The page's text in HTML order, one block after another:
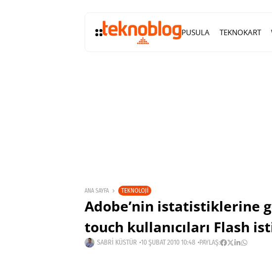
PUSULA TEKNOKART
ANA SAYFA TEKNOLOJI
Adobe’nin istatistiklerine
touch kullanıcıları Flash
SABRI KÜSTÜR 10 ŞUBAT 2010 10:48 PAYLAŞ: